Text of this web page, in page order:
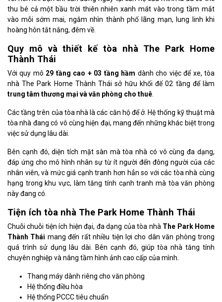
thu bé cả một bầu trời thiên nhiên xanh mát vào trong tầm mắt
vào mỗi sớm mai, ngắm nhìn thành phố lãng mạn, lung linh khi
hoàng hôn tắt nắng, đêm về.
Quy mô và thiết kế tòa nhà The Park Home
Thành Thái
Với quy mô 29 tầng cao + 03 tầng hầm dành cho việc để xe, tòa
nhà The Park Home Thành Thái sở hữu khối đế 02 tầng để làm
trung tâm thương mại và văn phòng cho thuê
Các tầng trên của tòa nhà là các căn hộ để ở. Hệ thống kỹ thuật mà
tòa nhà đang có vô cùng hiện đại, mang đến những khác biệt trong
việc sử dụng lâu dài.
Bên cạnh đó, diện tích mặt sàn mà tòa nhà có vô cùng đa dạng,
đáp ứng cho mô hình nhân sự từ ít người đến đông người của các
nhân viên, và mức giá cạnh tranh hơn hẳn so với các tòa nhà cùng
hạng trong khu vực, làm tăng tính cạnh tranh mà tòa văn phòng
này đang có.
Tiện ích tòa nhà The Park Home Thành Thái
Chuỗi chuỗi tiện ích hiện đại, đa dạng của tòa nhà The Park Home
Thành Thái mang đến rất nhiều tiện lợi cho dân văn phòng trong
quá trình sử dụng lâu dài. Bên cạnh đó, giúp tòa nhà tăng tính
chuyên nghiệp và nâng tầm hình ảnh cao cấp của mình.
Thang máy dành riêng cho văn phòng
Hệ thống điều hòa
Hệ thống PCCC tiêu chuẩn